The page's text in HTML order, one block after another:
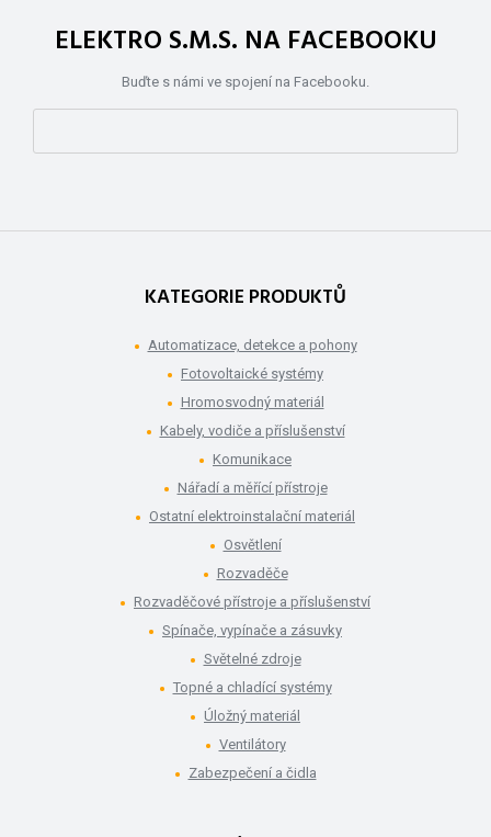
ELEKTRO S.M.S. NA FACEBOOKU
Buďte s námi ve spojení na Facebooku.
KATEGORIE PRODUKTŮ
Automatizace, detekce a pohony
Fotovoltaické systémy
Hromosvodný materiál
Kabely, vodiče a příslušenství
Komunikace
Nářadí a měřící přístroje
Ostatní elektroinstalační materiál
Osvětlení
Rozvaděče
Rozvaděčové přístroje a příslušenství
Spínače, vypínače a zásuvky
Světelné zdroje
Topné a chladící systémy
Úložný materiál
Ventilátory
Zabezpečení a čidla